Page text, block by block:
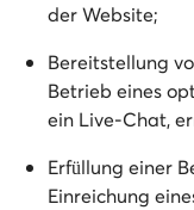
der Website;
Bereitstellung
Betrieb eines
ein Live-Chat,
Erfüllung einer
Einreichung